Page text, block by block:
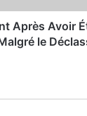
Après Avoir
le